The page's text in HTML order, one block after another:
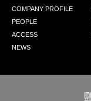
COMPANY PROFILE
PEOPLE
ACCESS
NEWS